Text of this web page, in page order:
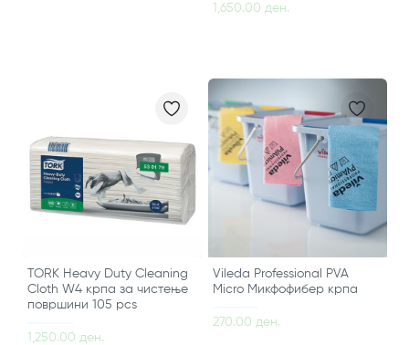
1,650.00 ден.
TORK Heavy Duty Cleaning
Cloth W4 крпа за чистење
површини 105 pcs
1,250.00 ден.
Vileda Professional PVA
Micro Микфофибер крпа
270.00 ден.